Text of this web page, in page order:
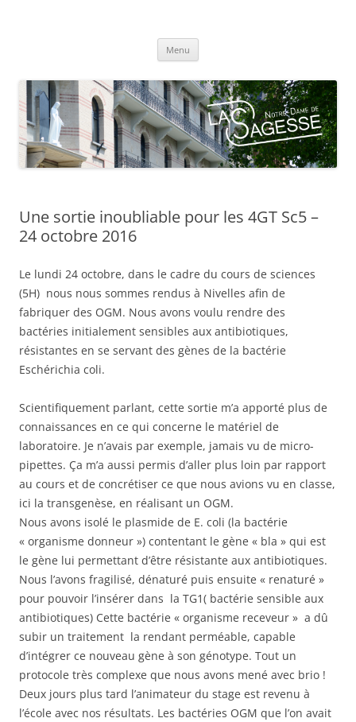
Sagesse
Menu
Une sortie inoubliable pour les 4GT Sc5 –
24 octobre 2016
Le lundi 24 octobre, dans le cadre du cours de sciences
(5H) nous nous sommes rendus à Nivelles afin de
fabriquer des OGM. Nous avons voulu rendre des
bactéries initialement sensibles aux antibiotiques,
résistantes en se servant des gènes de la bactérie
Eschérichia coli.
Scientifiquement parlant, cette sortie m’a apporté plus de
connaissances en ce qui concerne le matériel de
laboratoire. Je n’avais par exemple, jamais vu de micro-
pipettes. Ça m’a aussi permis d’aller plus loin par rapport
au cours et de concrétiser ce que nous avions vu en classe,
ici la transgenèse, en réalisant un OGM.
Nous avons isolé le plasmide de E. coli (la bactérie
« organisme donneur ») contentant le gène « bla » qui est
le gène lui permettant d’être résistante aux antibiotiques.
Nous l’avons fragilisé, dénaturé puis ensuite « renaturé »
pour pouvoir l’insérer dans la TG1( bactérie sensible aux
antibiotiques) Cette bactérie « organisme receveur » a dû
subir un traitement la rendant perméable, capable
d’intégrer ce nouveau gène à son génotype. Tout un
protocole très complexe que nous avons mené avec brio !
Deux jours plus tard l’animateur du stage est revenu à
l’école avec nos résultats. Les bactéries OGM que l’on avait